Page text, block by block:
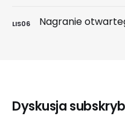
LIS06
Dyskusja